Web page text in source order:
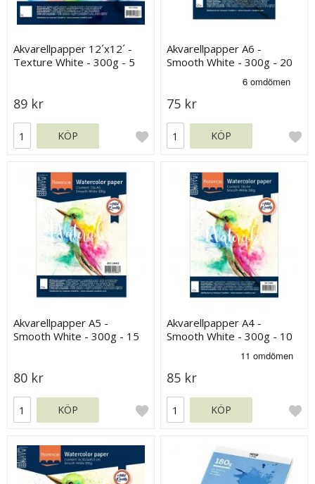
Akvarellpapper 12´x12´ -
Texture White - 300g - 5
89 kr
KÖP
Akvarellpapper A6 -
Smooth White - 300g - 20
75 kr
KÖP
Akvarellpapper A5 -
Smooth White - 300g - 15
80 kr
KÖP
Akvarellpapper A4 -
Smooth White - 300g - 10
85 kr
KÖP